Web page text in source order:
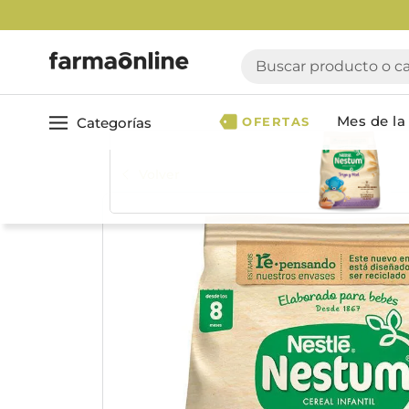
Buscar producto o
Categorías
Dermocosmética
Perfumes & Fragancias
Accesorios de Belleza
Ver todoCuidado
Cuidado del
Acondicionador
Geles & fijadores
Shampoo
Tinturas & coloración
Tratamientos
OFERTAS Mes de